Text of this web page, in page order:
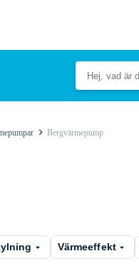
Bergvärmepump
Värmeeffekt